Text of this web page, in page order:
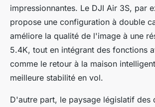
impressionnantes. Le DJI Air 3S, par
propose une configuration à double
améliore la qualité de l'image à une
5.4K, tout en intégrant des fonctions
comme le retour à la maison
meilleure stabilité en vol.
D'autre part, le paysage législatif des